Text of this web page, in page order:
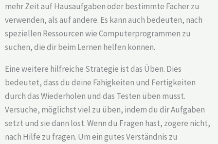
mehr Zeit auf Hausaufgaben oder bestimmte Fächer zu
verwenden, als auf andere. Es kann auch bedeuten, nach
speziellen Ressourcen wie Computerprogrammen zu
suchen, die dir beim Lernen helfen können.
Eine weitere hilfreiche Strategie ist das Üben. Dies
bedeutet, dass du deine Fähigkeiten und Fertigkeiten
durch das Wiederholen und das Testen üben musst.
Versuche, möglichst viel zu üben, indem du dir Aufgaben
setzt und sie dann löst. Wenn du Fragen hast, zögere nicht,
nach Hilfe zu fragen. Um ein gutes Verständnis zu